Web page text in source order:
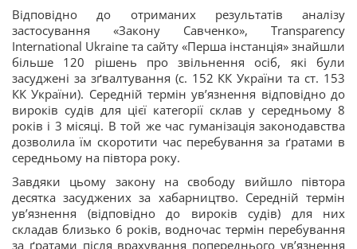
Відповідно до отриманих результатів аналізу
застосування «Закону Савченко», Transparency
International Ukraine та сайту «Перша інстанція» знайшли
більше 120 рішень про звільнення осіб, які були
засуджені за зґвалтування (с. 152 КК України та ст. 153
КК України). Середній термін ув’язнення відповідно до
вироків судів для цієї категорії склав у середньому 8
років і 3 місяці. В той же час гуманізація законодавства
дозволила їм скоротити час перебування за ґратами в
середньому на півтора року.
Завдяки цьому закону на свободу вийшло півтора
десятка засуджених за хабарництво. Середній термін
ув’язнення (відповідно до вироків судів) для них
складав близько 6 років, водночас термін перебування
за ґратами після врахування попереднього ув’язнення